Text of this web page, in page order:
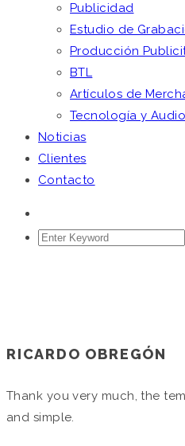
Publicidad
Estudio de
Producción
BTL
Artículos de
Tecnología y
Noticias
Clientes
Contacto
RICARDO OBREGÓN
Thank you very much, the
and simple.